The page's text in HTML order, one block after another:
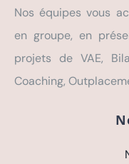
Nos équipes vous
en groupe, en
projets de VAE,
Coaching,
Répondez à nos